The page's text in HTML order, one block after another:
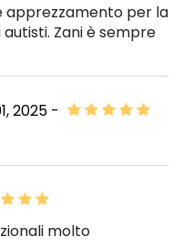
apprezzamento per la
Zani è sempre
2025 -
molto